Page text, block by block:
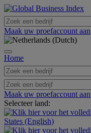
Maak uw proefaccount aan
Home
Maak uw proefaccount aan
Selecteer land:
States (English)